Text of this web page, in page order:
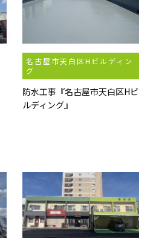
名古屋市天白区Hビルディン
グ
防水工事『名古屋市天白区Hビ
ルディング』